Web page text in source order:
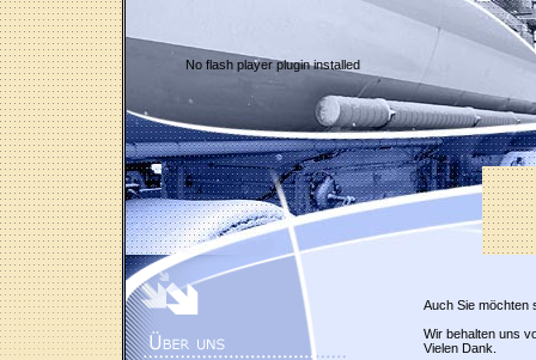
No flash player plugin installed
Auch Sie möchten
Wir behalten uns
Vielen Dank.